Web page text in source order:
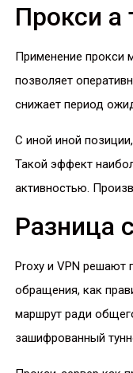
Прокси а
Применение прокси
позволяет
снижает период
С иной иной
Такой эффект
активностью.
Разница
Proxy и VPN решают
обращения, как
маршрут ради
зашифрованный